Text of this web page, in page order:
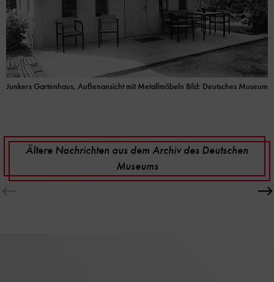
Junkers Gartenhaus, Außenansicht mit Metallmöbeln Bild: Deutsches Museum
Ältere Nachrichten aus dem Archiv des Deutschen
Museums